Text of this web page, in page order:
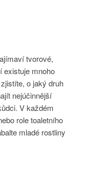
tvorové,
existuje mnoho
o jaký druh
nejúčinnější
V každém
role toaletního
mladé rostliny